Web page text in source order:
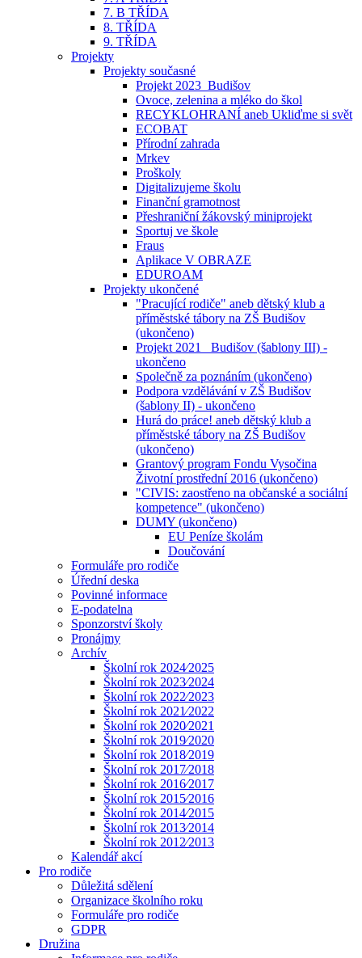
7. B TŘÍDA
8. TŘÍDA
9. TŘÍDA
Projekty
Projekty současné
Projekt 2023_Budišov
Ovoce, zelenina a mléko do škol
RECYKLOHRANÍ aneb Ukliďme si svět
ECOBAT
Přírodní zahrada
Mrkev
Proškoly
Digitalizujeme školu
Finanční gramotnost
Přeshraniční žákovský miniprojekt
Sportuj ve škole
Fraus
Aplikace V OBRAZE
EDUROAM
Projekty ukončené
"Pracující rodiče" aneb dětský klub a
příměstské tábory na ZŠ Budišov
(ukončeno)
Projekt 2021_ Budišov (šablony III) -
ukončeno
Společně za poznáním (ukončeno)
Podpora vzdělávání v ZŠ Budišov
(šablony II) - ukončeno
Hurá do práce! aneb dětský klub a
příměstské tábory na ZŠ Budišov
(ukončeno)
Grantový program Fondu Vysočina
Životní prostřední 2016 (ukončeno)
"CIVIS: zaostřeno na občanské a sociální
kompetence" (ukončeno)
DUMY (ukončeno)
EU Peníze školám
Doučování
Formuláře pro rodiče
Úřední deska
Povinné informace
E-podatelna
Sponzorství školy
Pronájmy
Archív
Školní rok 2024⁄2025
Školní rok 2023⁄2024
Školní rok 2022⁄2023
Školní rok 2021⁄2022
Školní rok 2020⁄2021
Školní rok 2019⁄2020
Školní rok 2018⁄2019
Školní rok 2017⁄2018
Školní rok 2016⁄2017
Školní rok 2015⁄2016
Školní rok 2014⁄2015
Školní rok 2013⁄2014
Školní rok 2012⁄2013
Kalendář akcí
Pro rodiče
Důležitá sdělení
Organizace školního roku
Formuláře pro rodiče
GDPR
Družina